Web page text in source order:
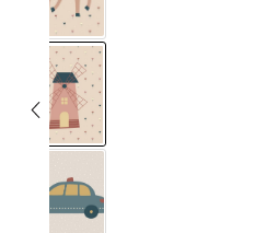
Moulin
Småstraat Police